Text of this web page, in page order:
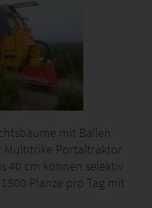
mit Ballen
Multitrike Portaltraktor
40 cm können selektiv
Planze pro Tag mit